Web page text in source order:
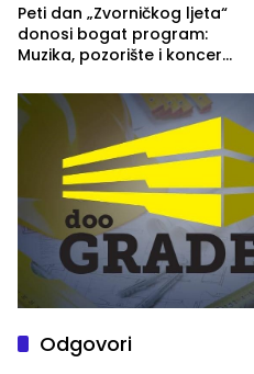
Peti dan „Zvorničkog ljeta“
donosi bogat program:
Muzika, pozorište i koncert
Odgovori